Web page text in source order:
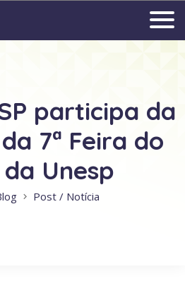
participa da
7ª Feira do
Unesp
Post / Notícia